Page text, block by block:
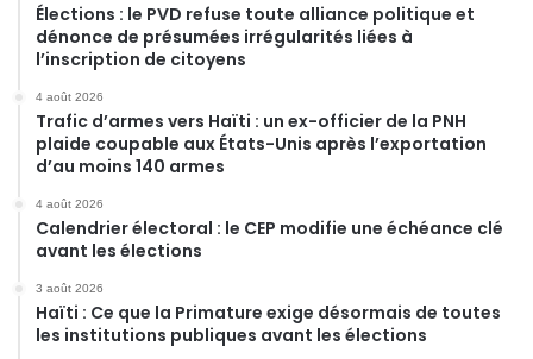
Élections : le PVD refuse toute alliance politique et
dénonce de présumées irrégularités liées à
l’inscription de citoyens
4 août 2026
Trafic d’armes vers Haïti : un ex-officier de la PNH
plaide coupable aux États-Unis après l’exportation
d’au moins 140 armes
4 août 2026
Calendrier électoral : le CEP modifie une échéance clé
avant les élections
3 août 2026
Haïti : Ce que la Primature exige désormais de toutes
les institutions publiques avant les élections